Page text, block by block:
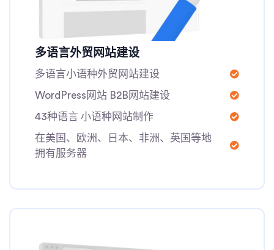
多语言外贸网站建设
多语言小语种外贸网站建设
WordPress网站 B2B网站建设
43种语言 小语种网站制作
在美国、欧洲、日本、非洲、英国等地
拥有服务器